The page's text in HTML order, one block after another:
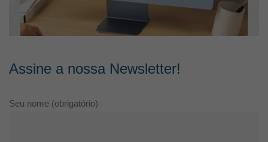
Assine a nossa Newsletter!
Seu nome (obrigatório)